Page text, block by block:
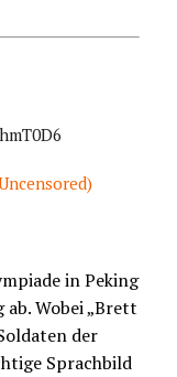
in Peking
Wobei „Brett
der
Sprachbild